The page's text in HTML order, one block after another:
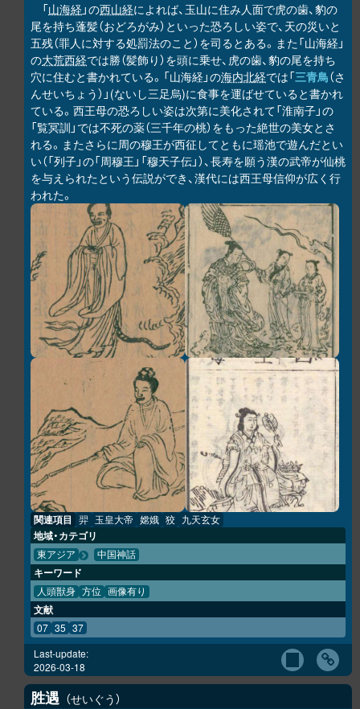
「山海経 」の西山経によれば、玉山に住み人面で虎の歯、豹の
尾を持ち蓬髪（おどろがみ）といった恐ろしい姿で、天の災いと
五残（罪人に対する処罰法のこと）を司るとある。また「山海経」
の大荒西経では勝（髪飾り）を頭に乗せ、虎の歯、豹の尾を持ち
穴に住むと書かれている。「山海経」の海内北経では「三青鳥（さ
んせいちょう）」(ないし三足烏)に食事を運ばせていると書かれ
ている。西王母の恐ろしい姿は次第に美化されて「淮南子」の
「覧冥訓」では不死の薬（三千年の桃）をもった絶世の美女とさ
れる。またさらに周の穆王が西征してともに瑶池で遊んだとい
い（「列子」の「周穆王」「穆天子伝」）、長寿を願う漢の武帝が仙桃
を与えられたという伝説ができ、漢代には西王母信仰が広く行
われた。
関連項目 羿 玉皇大帝 嫦娥 狡 九天玄女
地域・カテゴリ
東アジア 中国神話
キーワード
人頭獣身 方位 画像有り
文献
07 35 37
Last-update:
2026-03-18
胜遇 せいぐう